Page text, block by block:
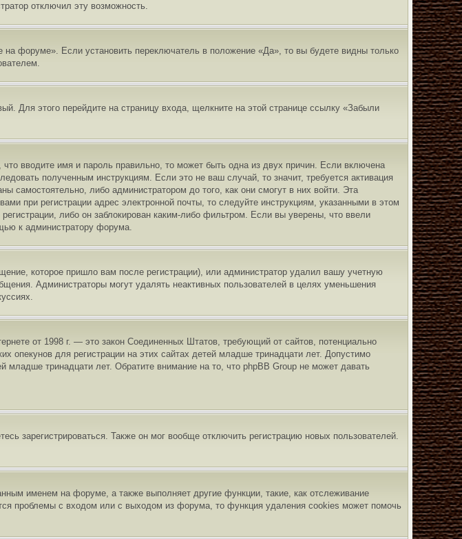
отключил эту возможность.
форуме». Если установить переключатель в положение «Да», то вы будете видны только
Для этого перейдите на страницу входа, щелкните на этой странице ссылку «Забыли
вводите имя и пароль правильно, то может быть одна из двух причин. Если включена
полученным инструкциям. Если это не ваш случай, то значит, требуется активация
самостоятельно, либо администратором до того, как они смогут в них войти. Эта
при регистрации адрес электронной почты, то следуйте инструкциям, указанными в этом
либо он заблокирован каким-либо фильтром. Если вы уверены, что ввели
к администратору форума.
которое пришло вам после регистрации), или администратор удалил вашу учетную
Администраторы могут удалять неактивных пользователей в целях уменьшения
от 1998 г. — это закон Соединенных Штатов, требующий от сайтов, потенциально
для регистрации на этих сайтах детей младше тринадцати лет. Допустимо
младше тринадцати лет. Обратите внимание на то, что phpBB Group не может давать
зарегистрироваться. Также он мог вообще отключить регистрацию новых пользователей.
именем на форуме, а также выполняет другие функции, такие, как отслеживание
проблемы с входом или с выходом из форума, то функция удаления cookies может помочь